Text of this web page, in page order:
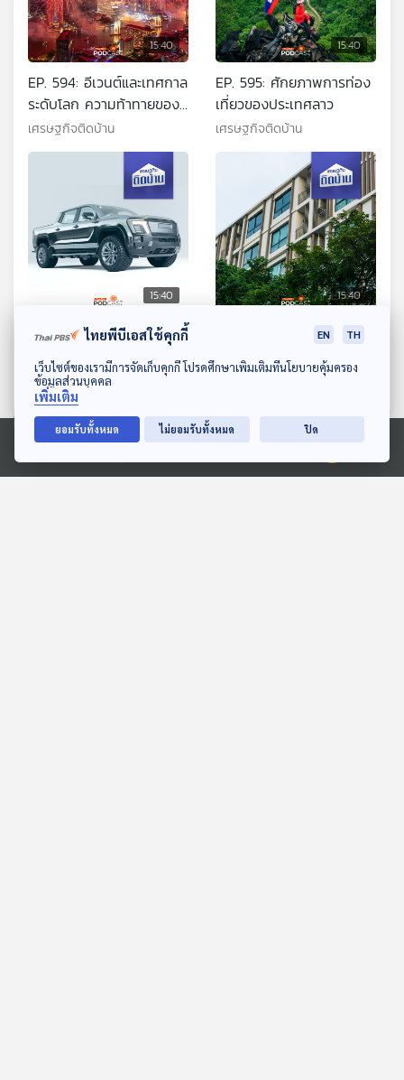
ดาวน์โหลด Thai PBS Podcast Application
Ⓒ 2020 องค์การกระจายเสียงและแพร่ภาพสาธารณะแห่งประเทศไทย
15:40
EP. 594: อีเวนต์และเทศกาล
ระดับโลก ความท้าทายของ
เศรษฐกิจไทย
เศรษฐกิจติดบ้าน
15:40
EP. 595: ศักยภาพการท่อง
เที่ยวของประเทศลาว
เศรษฐกิจติดบ้าน
15:40
EP. 596: เรื่องต้องรู้ ก่อน
เศรษฐกิจติดบ้าน
15:40
EP. 597: เบื้องหลังชาวจีน
ในไทย
เศรษฐกิจติดบ้าน
ไทยพีบีเอสใช้คุกกี้ EN TH
เว็บไซต์ของเรามีการจัดเก็บคุกกี้ โปรดศึกษาเพิ่มเติมที่นโยบายคุ้มครอง
ข้อมูลส่วนบุคคล
เพิ่มเติม
ยอมรับทั้งหมด ไม่ยอมรับทั้งหมด ปิด